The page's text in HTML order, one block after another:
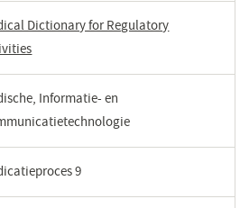
Dictionary for Regulatory
in
een
nieuw
venster)
Informatie- en
9